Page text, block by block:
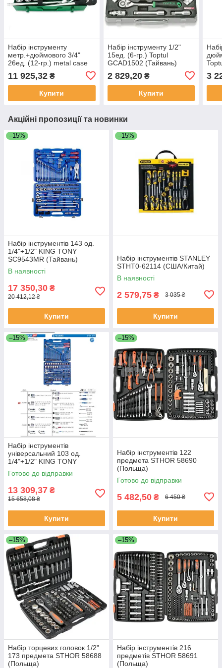
Набір інструменту
метр.+дюймового 3/4"
26ед. (12-гр.) metal case
(Тайвань)
11 925,32 ₴
Купити
Набір інструменту 1/2"
15ед. (6-гр.) Toptul
GCAD1502 (Тайвань)
2 829,20₴
Купити
3
Акційні пропозиції та новинки
–15%
Набір інструментів 143 од.
1/4"+1/2" KING TONY
SC9543MR (Тайвань)
В наявності
17 350,30 ₴
20 412,12 ₴
Купити
–15%
Набір інструментів STANLEY
STHT0-62114 (США/Китай)
В наявності
2 579,75 ₴ 3 035 ₴
Купити
–15%
Набір інструментів
універсальний 103 од.
1/4"+1/2" KING TONY
7503MR (Тайвань)
Готово до відправки
13 309,37 ₴
15 658,08 ₴
Купити
–15%
Набір інструментів 122
предмета STHOR 58690
(Польща)
Готово до відправки
5 482,50 ₴ 6 450 ₴
Купити
–15%
Набір торцевих головок 1/2"
173 предмета STHOR 58688
(Польща)
–15%
Набір інструментів 216
предметів STHOR 58691
(Польща)